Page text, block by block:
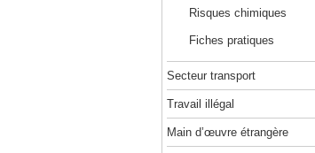
Risques chimiques
Fiches pratiques
Secteur transport
Travail illégal
Main d’œuvre étrangère